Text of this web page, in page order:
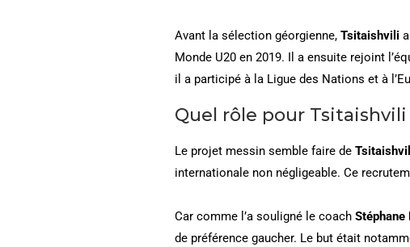
Avant la sélection géorgienne, Tsitaishvili
Monde U20 en 2019. Il a ensuite rejoint
il a participé à la Ligue des Nations et à
Quel rôle pour Tsitaishvili
Le projet messin semble faire de
internationale non négligeable. Ce
Car comme l’a souligné le coach Stéphane
de préférence gaucher. Le but était